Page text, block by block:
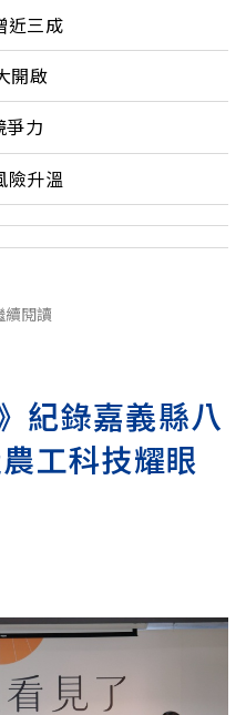
近三成
開啟
爭力
險升溫
續閱讀
紀錄嘉義縣八
工科技耀眼